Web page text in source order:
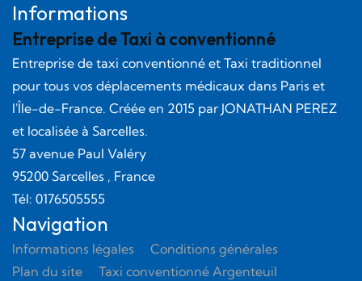
Informations
Entreprise de Taxi à conventionné
Entreprise de taxi conventionné et Taxi traditionnel
pour tous vos déplacements médicaux dans Paris et
l'Île-de-France. Créée en 2015 par JONATHAN PEREZ
et localisée à Sarcelles.
57 avenue Paul Valéry
95200 Sarcelles , France
Tél: 0176505555
Navigation
Informations légales
Conditions générales
Plan du site
Taxi conventionné Argenteuil